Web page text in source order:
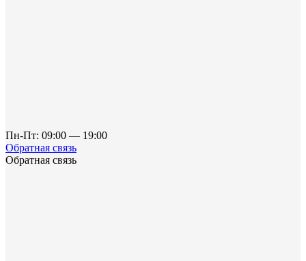
Пн-Пт: 09:00 — 19:00
Обратная связь
Обратная связь